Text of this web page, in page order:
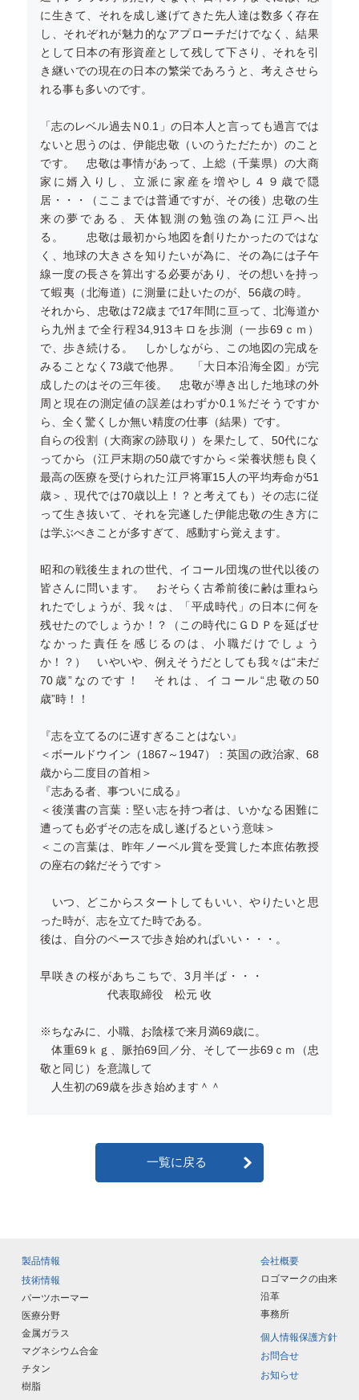
に生きて、それを成し遂げてきた先人達は数多く存在
し、それぞれが魅力的なアプローチだけでなく、結果
として日本の有形資産として残して下さり、それを引
き継いでの現在の日本の繁栄であろうと、考えさせら
れる事も多いのです。
「志のレベル過去Ｎ0.1」の日本人と言っても過言では
ないと思うのは、伊能忠敬（いのうただたか）のこと
です。 忠敬は事情があって、上総（千葉県）の大商
家に婿入りし、立派に家産を増やし４９歳で隠
居・・・（ここまでは普通ですが、その後）忠敬の生
来の夢である、天体観測の勉強の為に江戸へ出
る。 忠敬は最初から地図を創りたかったのではな
く、地球の大きさを知りたいが為に、その為には子午
線一度の長さを算出する必要があり、その想いを持っ
て蝦夷（北海道）に測量に赴いたのが、56歳の時。
それから、忠敬は72歳まで17年間に亘って、北海道か
ら九州まで全行程34,913キロを歩測（一歩69ｃｍ）
で、歩き続ける。 しかしながら、この地図の完成を
みることなく73歳で他界。 「大日本沿海全図」が完
成したのはその三年後。 忠敬が導き出した地球の外
周と現在の測定値の誤差はわずか0.1％だそうですか
ら、全く驚くしか無い精度の仕事（結果）です。
自らの役割（大商家の跡取り）を果たして、50代にな
ってから（江戸末期の50歳ですから＜栄養状態も良く
最高の医療を受けられた江戸将軍15人の平均寿命が51
歳＞、現代では70歳以上！？と考えても）その志に従
って生き抜いて、それを完遂した伊能忠敬の生き方に
は学ぶべきことが多すぎて、感動すら覚えます。
昭和の戦後生まれの世代、イコール団塊の世代以後の
皆さんに問います。 おそらく古希前後に齢は重ねら
れたでしょうが、我々は、「平成時代」の日本に何を
残せたのでしょうか！？（この時代にＧＤＰを延ばせ
なかった責任を感じるのは、小職だけでしょう
か！？） いやいや、例えそうだとしても我々は“未だ
70歳”なのです！ それは、イコール“忠敬の50
歳”時！！
『志を立てるのに遅すぎることはない』
＜ボールドウイン（1867～1947）：英国の政治家、68
歳から二度目の首相＞
『志ある者、事ついに成る』
＜後漢書の言葉：堅い志を持つ者は、いかなる困難に
遭っても必ずその志を成し遂げるという意味＞
＜この言葉は、昨年ノーベル賞を受賞した本庶佑教授
の座右の銘だそうです＞
いつ、どこからスタートしてもいい、やりたいと思
った時が、志を立てた時である。
後は、自分のペースで歩き始めればいい・・・。
早咲きの桜があちこちで、3月半ば・・・
代表取締役 松元 收
※ちなみに、小職、お陰様で来月満69歳に。
体重69ｋｇ、脈拍69回／分、そして一歩69ｃｍ（忠
敬と同じ）を意識して
人生初の69歳を歩き始めます＾＾
一覧に戻る
製品情報
技術情報
パーツホーマー
医療分野
金属ガラス
マグネシウム合金
チタン
樹脂
会社概要
ロゴマークの由来
沿革
事務所
個人情報保護方針
お問合せ
お知らせ